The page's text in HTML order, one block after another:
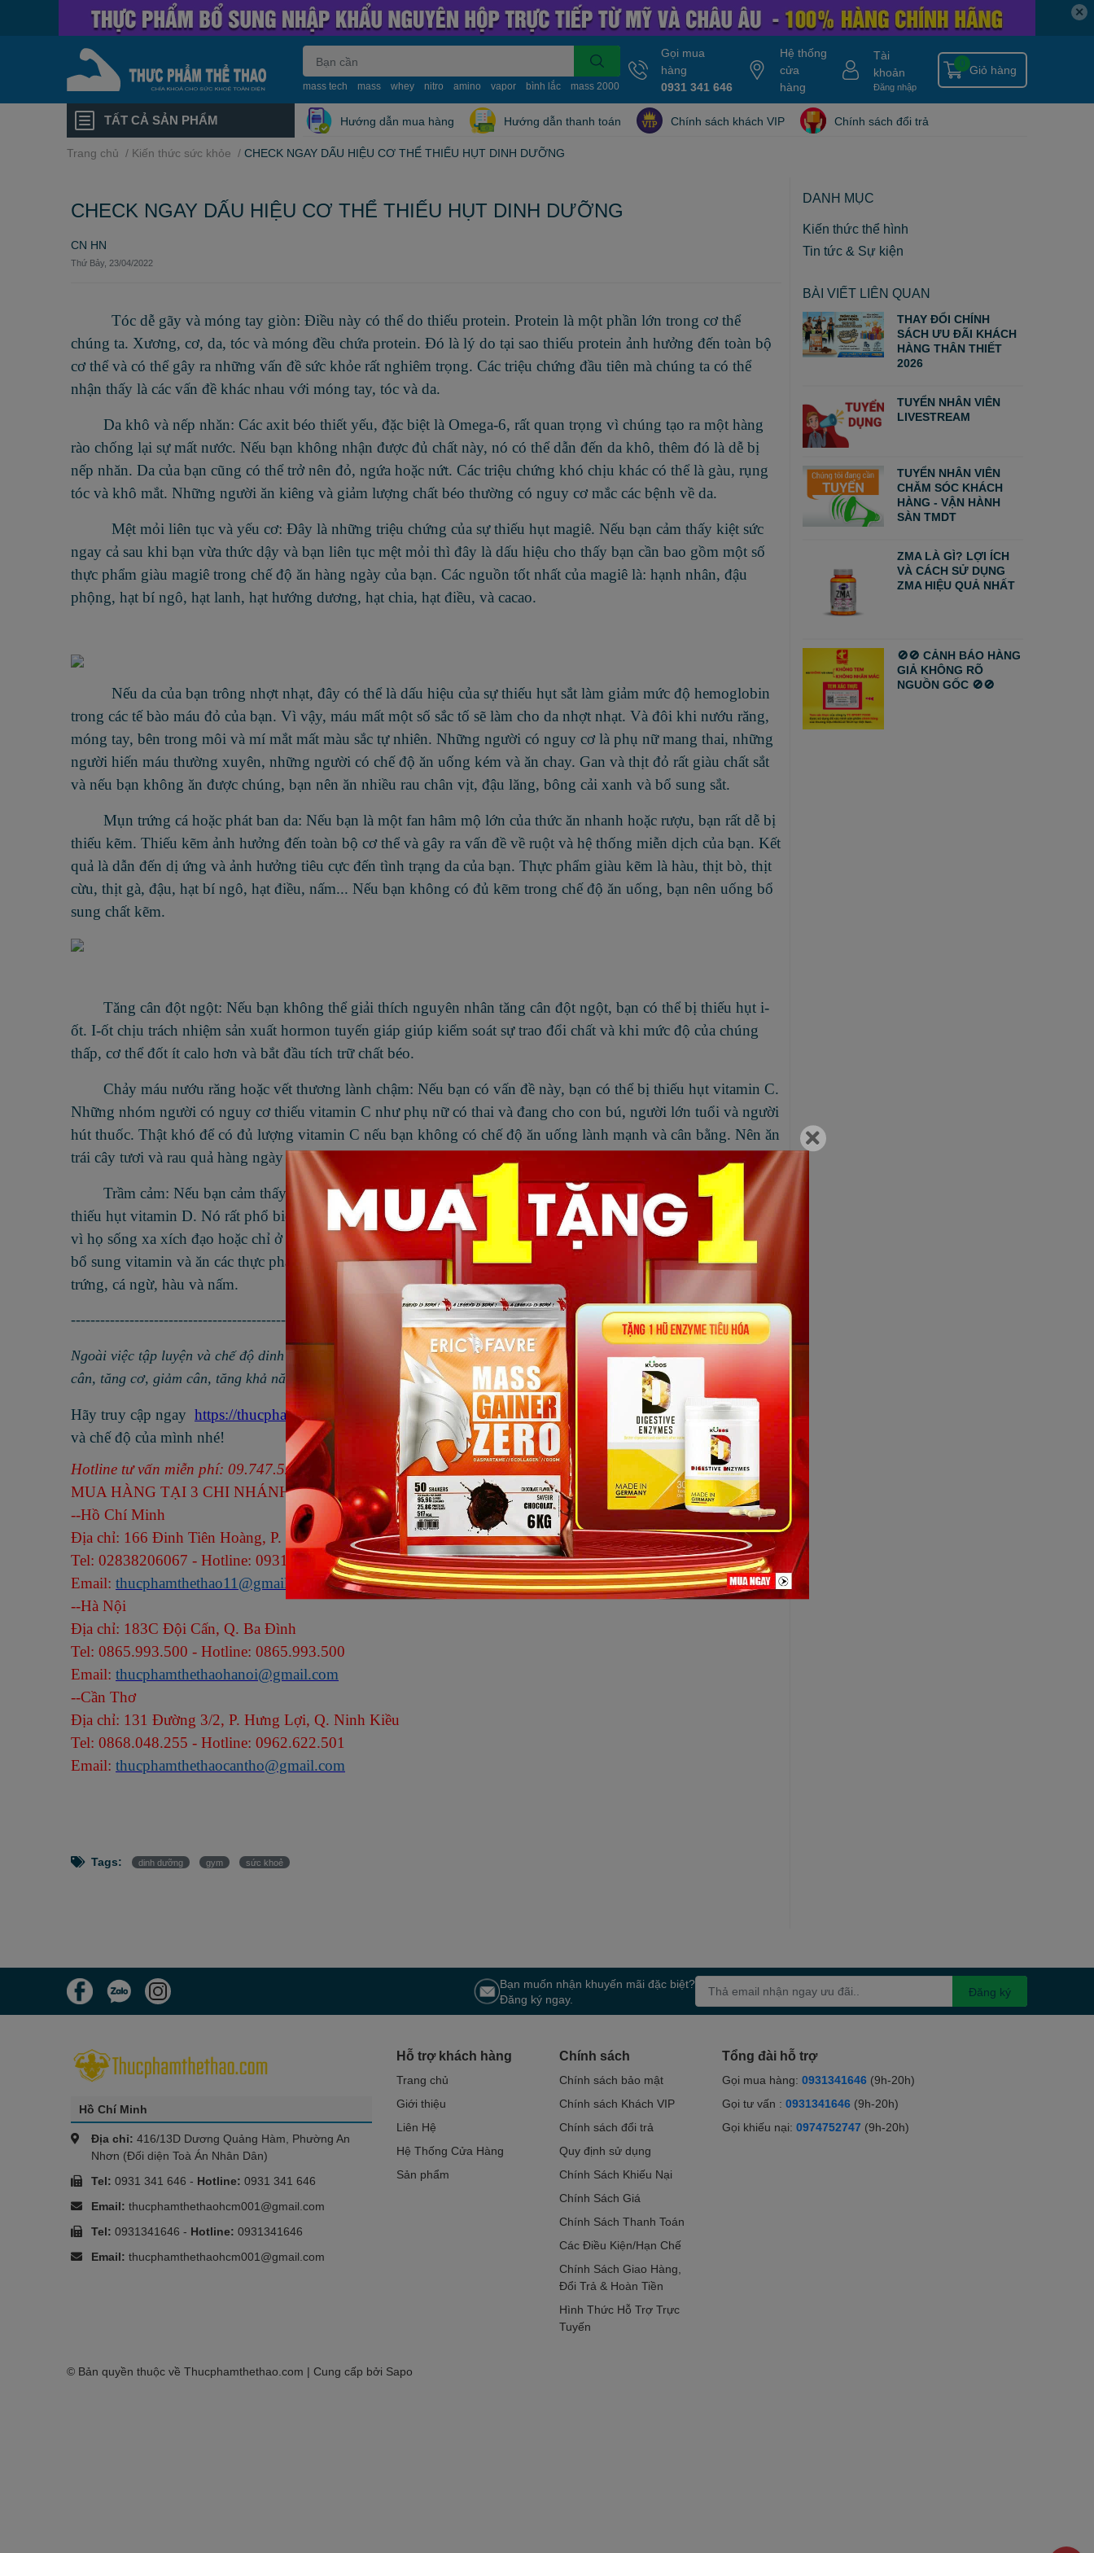
✕
mass tech mass whey nitro amino vapor bình lắc mass 2000 mass 10kg nitro whey gold nitro ripped tang can nitro tech blade isolate
Gọi mua
hàng
0931 341 646
Hệ thống
cửa
hàng
Tài
khoản
Đăng nhập
Giỏ hàng
0
TẤT CẢ SẢN PHẨM Hướng dẫn mua hàng Hướng dẫn thanh toán Chính sách khách VIP Chính sách đổi trả
Trang chủ / Kiến thức sức khỏe / CHECK NGAY DẤU HIỆU CƠ THỂ THIẾU HỤT DINH DƯỠNG
CHECK NGAY DẤU HIỆU CƠ THỂ THIẾU HỤT DINH DƯỠNG
CN HN
Thứ Bảy, 23/04/2022
Tóc dễ gãy và móng tay giòn: Điều này có thể do thiếu protein. Protein là một phần lớn trong cơ thể
chúng ta. Xương, cơ, da, tóc và móng đều chứa protein. Đó là lý do tại sao thiếu protein ảnh hưởng đến toàn bộ
cơ thể và có thể gây ra những vấn đề sức khỏe rất nghiêm trọng. Các triệu chứng đầu tiên mà chúng ta có thể
nhận thấy là các vấn đề khác nhau với móng tay, tóc và da.
Da khô và nếp nhăn: Các axit béo thiết yếu, đặc biệt là Omega-6, rất quan trọng vì chúng tạo ra một hàng
rào chống lại sự mất nước. Nếu bạn không nhận được đủ chất này, nó có thể dẫn đến da khô, thêm đó là dễ bị
nếp nhăn. Da của bạn cũng có thể trở nên đỏ, ngứa hoặc nứt. Các triệu chứng khó chịu khác có thể là gàu, rụng
tóc và khô mắt. Những người ăn kiêng và giảm lượng chất béo thường có nguy cơ mắc các bệnh về da.
Mệt mỏi liên tục và yếu cơ: Đây là những triệu chứng của sự thiếu hụt magiê. Nếu bạn cảm thấy kiệt sức
ngay cả sau khi bạn vừa thức dậy và bạn liên tục mệt mỏi thì đây là dấu hiệu cho thấy bạn cần bao gồm một số
thực phẩm giàu magiê trong chế độ ăn hàng ngày của bạn. Các nguồn tốt nhất của magiê là: hạnh nhân, đậu
phộng, hạt bí ngô, hạt lanh, hạt hướng dương, hạt chia, hạt điều, và cacao.
Nếu da của bạn trông nhợt nhạt, đây có thể là dấu hiệu của sự thiếu hụt sắt làm giảm mức độ hemoglobin
trong các tế bào máu đỏ của bạn. Vì vậy, máu mất một số sắc tố sẽ làm cho da nhợt nhạt. Và đôi khi nướu răng,
móng tay, bên trong môi và mí mắt mất màu sắc tự nhiên. Những người có nguy cơ là phụ nữ mang thai, những
người hiến máu thường xuyên, những người có chế độ ăn uống kém và ăn chay. Gan và thịt đỏ rất giàu chất sắt
và nếu bạn không ăn được chúng, bạn nên ăn nhiều rau chân vịt, đậu lăng, bông cải xanh và bổ sung sắt.
Mụn trứng cá hoặc phát ban da: Nếu bạn là một fan hâm mộ lớn của thức ăn nhanh hoặc rượu, bạn rất dễ bị
thiếu kẽm. Thiếu kẽm ảnh hưởng đến toàn bộ cơ thể và gây ra vấn đề về ruột và hệ thống miễn dịch của bạn. Kết
quả là dẫn đến dị ứng và ảnh hưởng tiêu cực đến tình trạng da của bạn. Thực phẩm giàu kẽm là hàu, thịt bò, thịt
cừu, thịt gà, đậu, hạt bí ngô, hạt điều, nấm... Nếu bạn không có đủ kẽm trong chế độ ăn uống, bạn nên uống bổ
sung chất kẽm.
Tăng cân đột ngột: Nếu bạn không thể giải thích nguyên nhân tăng cân đột ngột, bạn có thể bị thiếu hụt i-
ốt. I-ốt chịu trách nhiệm sản xuất hormon tuyến giáp giúp kiểm soát sự trao đổi chất và khi mức độ của chúng
thấp, cơ thể đốt ít calo hơn và bắt đầu tích trữ chất béo.
Chảy máu nướu răng hoặc vết thương lành chậm: Nếu bạn có vấn đề này, bạn có thể bị thiếu hụt vitamin C.
Những nhóm người có nguy cơ thiếu vitamin C như phụ nữ có thai và đang cho con bú, người lớn tuổi và người
hút thuốc. Thật khó để có đủ lượng vitamin C nếu bạn không có chế độ ăn uống lành mạnh và cân bằng. Nên ăn
trái cây tươi và rau quả hàng ngày để bổ sung vitamin C.
Trầm cảm: Nếu bạn cảm thấy chán nản, đặc biệt là trong những tháng mùa đông, nó có thể là dấu hiệu của
thiếu hụt vitamin D. Nó rất phổ biến và chủ yếu ảnh hưởng đến những người không có đủ ánh sáng mặt trời bởi
vì họ sống xa xích đạo hoặc chỉ ở trong nhà. Nếu bạn không có cơ hội để có được nhiều ánh nắng mặt trời, hãy
bổ sung vitamin và ăn các thực phẩm giàu vitamin D như: cá hồi, gan cá tuyết, cá trích, cá mòi, tôm, lòng đỏ
trứng, cá ngừ, hàu và nấm.
-------------------------------------------------------------------
Ngoài việc tập luyện và chế độ dinh dưỡng hợp lý, việc nạp thêm những thực phẩm thể thao vào cơ thể cho việctăng
cân, tăng cơ, giảm cân, tăng khả năng hấp thụ dinh dưỡngrất quan trọng.
Hãy truy cập ngay https://thucphamthethao.com/
để chọn cho mình 1 sản phẩm phù hợp với nhu cầu, kinh tế
và chế độ của mình nhé!
Hotline tư vấn miễn phí: 09.747.52.747 - 028 3820 6067
MUA HÀNG TẠI 3 CHI NHÁNH Thucphamthethao.com
--Hồ Chí Minh
Địa chỉ: 166 Đinh Tiên Hoàng, P. Đakao, Q. 1
Tel: 02838206067 - Hotline: 0931.341.646
Email: thucphamthethao11@gmail.com
--Hà Nội
Địa chỉ: 183C Đội Cấn, Q. Ba Đình
Tel: 0865.993.500 - Hotline: 0865.993.500
Email: thucphamthethaohanoi@gmail.com
--Cần Thơ
Địa chỉ: 131 Đường 3/2, P. Hưng Lợi, Q. Ninh Kiều
Tel: 0868.048.255 - Hotline: 0962.622.501
Email: thucphamthethaocantho@gmail.com
Tags: dinh dưỡng gym sức khoẻ
DANH MỤC
Kiến thức thể hình
Tin tức & Sự kiện
BÀI VIẾT LIÊN QUAN
THAY ĐỔI CHÍNH
SÁCH ƯU ĐÃI KHÁCH
HÀNG THÂN THIẾT
2026
TUYỂN NHÂN VIÊN
LIVESTREAM
TUYỂN NHÂN VIÊN
CHĂM SÓC KHÁCH
HÀNG - VẬN HÀNH
SÀN TMDT
ZMA LÀ GÌ? LỢI ÍCH
VÀ CÁCH SỬ DỤNG
ZMA HIỆU QUẢ NHẤT
🚫🚫 CẢNH BÁO HÀNG
GIẢ KHÔNG RÕ
NGUỒN GỐC 🚫🚫
Bạn muốn nhận khuyến mãi đặc biệt?
Đăng ký ngay.
Đăng ký
Hồ Chí Minh
Địa chỉ: 416/13D Dương Quảng Hàm, Phường An
Nhơn (Đối diện Toà Án Nhân Dân)
Tel: 0931 341 646 - Hotline: 0931 341 646
Email: thucphamthethaohcm001@gmail.com
Tel: 0931341646 - Hotline: 0931341646
Email: thucphamthethaohcm001@gmail.com
Hỗ trợ khách hàng
Trang chủ
Giới thiệu
Liên Hệ
Hệ Thống Cửa Hàng
Sản phẩm
Chính sách
Chính sách bảo mật
Chính sách Khách VIP
Chính sách đổi trả
Quy định sử dụng
Chính Sách Khiếu Nại
Chính Sách Giá
Chính Sách Thanh Toán
Các Điều Kiện/Hạn Chế
Chính Sách Giao Hàng,
Đổi Trả & Hoàn Tiền
Hình Thức Hỗ Trợ Trực
Tuyến
Tổng đài hỗ trợ
Gọi mua hàng: 0931341646 (9h-20h)
Gọi tư vấn : 0931341646 (9h-20h)
Gọi khiếu nại: 0974752747 (9h-20h)
© Bản quyền thuộc về Thucphamthethao.com | Cung cấp bởi Sapo